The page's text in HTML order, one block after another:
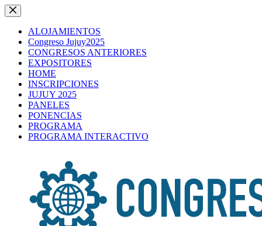
Saltar
al
contenidoALOJAMIENTOS
Congreso Jujuy2025
CONGRESOS ANTERIORES
EXPOSITORES
HOME
INSCRIPCIONES
JUJUY 2025
PANELES
PONENCIAS
PROGRAMA
PROGRAMA INTERACTIVO